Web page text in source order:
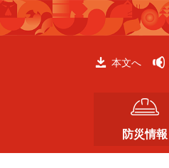
ペ
ー
メ
ニ
本文へ
防災情報